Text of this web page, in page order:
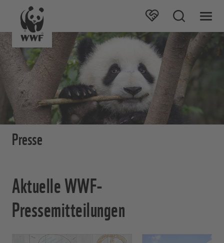
Presse
Aktuelle WWF-
Pressemitteilungen